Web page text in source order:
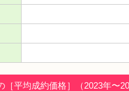
平均成約価格］（2023年〜